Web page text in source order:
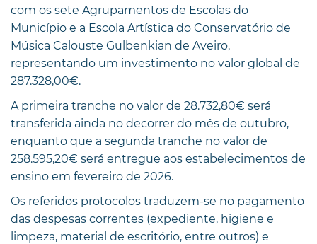
com os sete Agrupamentos de Escolas do
Município e a Escola Artística do Conservatório de
Música Calouste Gulbenkian de Aveiro,
representando um investimento no valor global de
287.328,00€.
A primeira tranche no valor de 28.732,80€ será
transferida ainda no decorrer do mês de outubro,
enquanto que a segunda tranche no valor de
258.595,20€ será entregue aos estabelecimentos de
ensino em fevereiro de 2026.
Os referidos protocolos traduzem-se no pagamento
das despesas correntes (expediente, higiene e
limpeza, material de escritório, entre outros) e